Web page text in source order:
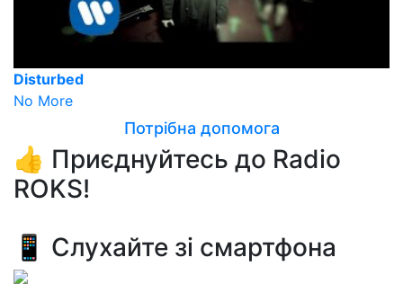
Disturbed
No More
Потрібна допомога
👍 Приєднуйтесь до Radio
ROKS!
📱 Слухайте зі смартфона